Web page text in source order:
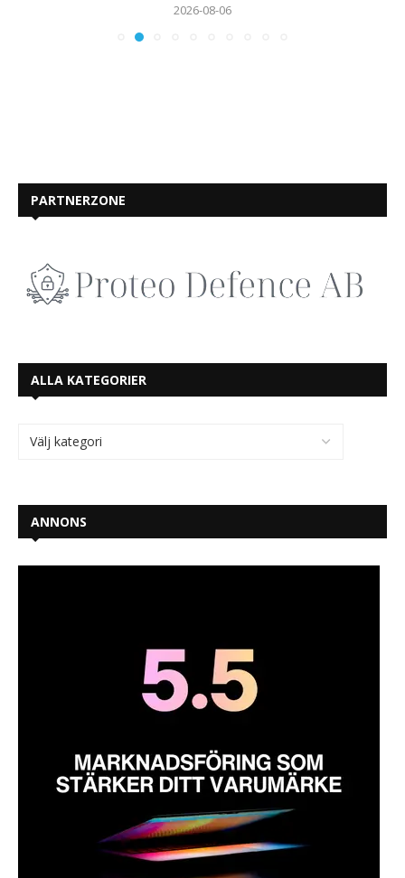
2026-08-06
PARTNERZONE
ALLA KATEGORIER
ANNONS